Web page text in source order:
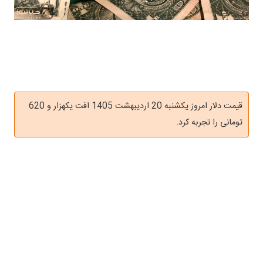
قیمت دلار امروز یکشنبه 20 اردیبهشت 1405 افت یکهزار و 620
تومانی را تجربه کرد.